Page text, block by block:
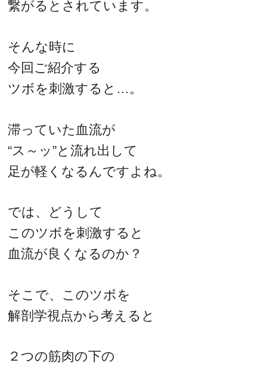
繋がるとされています。
そんな時に
今回ご紹介する
ツボを刺激すると…。
滞っていた血流が
“ス～ッ”と流れ出して
足が軽くなるんですよね。
では、どうして
このツボを刺激すると
血流が良くなるのか？
そこで、このツボを
解剖学視点から考えると
２つの筋肉の下の